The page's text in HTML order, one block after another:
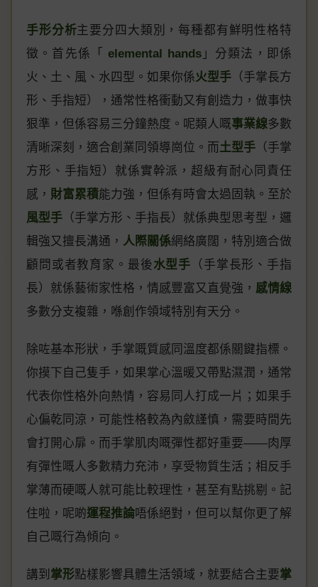
手形分析主要分四大類別，每種都有鮮明性格特
徵。首先係「
elemental hands」分類法，即係
火、土、風、水四型。如果你係火型手 （手掌長方
形、手指短），通常性格衝動又有創造力，做事快
狠準，但係容易三分鐘熱度。呢類人嘅事業線多數
清晰深刻，適合創業同領導崗位。而土型手 （手掌
方形、手指短）就係實幹派，超級有耐心同責任
感， 財富累積能力強，但係有時會太過固執。至於
風型手 （手掌方形、手指長）就係典型思考型，邏
輯強又擅長溝通， 人際關係網絡廣闊，特別適合做
顧問或者教育家。最後水型手 （手掌長形、手指
長）就係藝術家性格，情感豐富又直覺強， 感情線
多數分支複雜，喺創作領域特別有天分。
除咗基本形狀，手掌嘅質感同溫度都係關鍵指標。
你摸下自己隻手，如果掌心溫暖又帶點濕潤，通常
代表你性格外向熱情，容易同人打成一片；如果手
心偏乾同涼，可能性格較為內斂謹慎，需要時間先
會打開心扉。而手掌肌肉嘅彈性都好重要——肉厚
有彈性嘅人多數精力充沛，享受物質生活；相反手
掌薄而硬嘅人就可能比較理性，甚至有點挑剔。記
住啦，呢啲運程推論唔係絕對，但可以幫你更了解
自己嘅行為傾向。
講到 掌形點樣影響具體生活領域，就要結合主要掌